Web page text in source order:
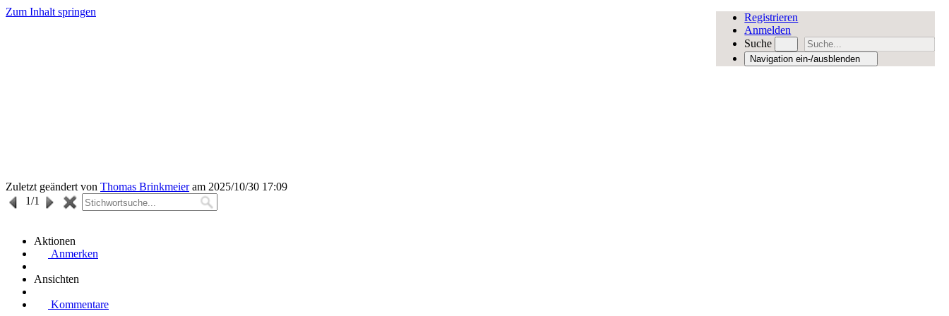
Zum Inhalt springen
Registrieren
Anmelden
Suche
Navigation ein-/ausblenden
Zuletzt geändert von Thomas Brinkmeieram 2025/10/30 17:09
1/1
Aktionen
Anmerken
Ansichten
Kommentare